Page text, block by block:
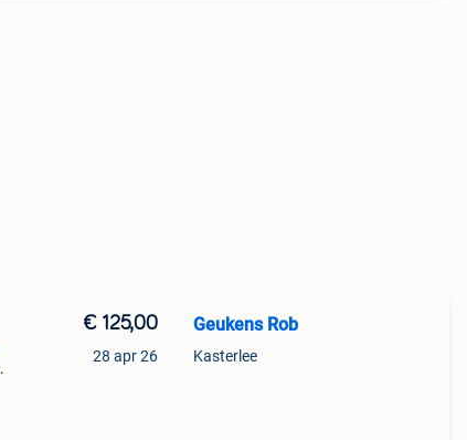
€ 125,00
28 apr 26
Geukens Rob
Kasterlee